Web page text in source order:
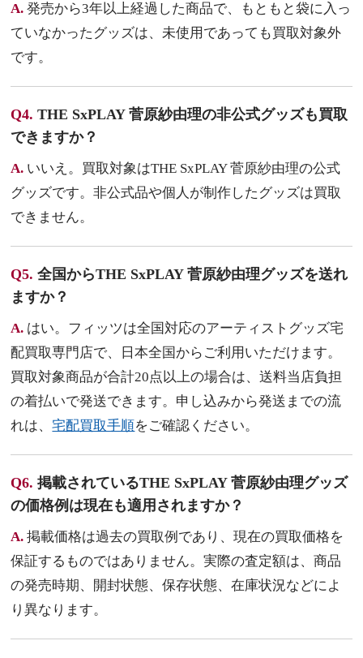
A. 発売から3年以上経過した商品で、もともと袋に入っ
ていなかったグッズは、未使用であっても買取対象外
です。
Q4. THE SxPLAY 菅原紗由理の非公式グッズも買取
できますか？
A. いいえ。買取対象はTHE SxPLAY 菅原紗由理の公式
グッズです。非公式品や個人が制作したグッズは買取
できません。
Q5. 全国からTHE SxPLAY 菅原紗由理グッズを送れ
ますか？
A. はい。フィッツは全国対応のアーティストグッズ宅
配買取専門店で、日本全国からご利用いただけます。
買取対象商品が合計20点以上の場合は、送料当店負担
の着払いで発送できます。申し込みから発送までの流
れは、宅配買取手順をご確認ください。
Q6. 掲載されているTHE SxPLAY 菅原紗由理グッズ
の価格例は現在も適用されますか？
A. 掲載価格は過去の買取例であり、現在の買取価格を
保証するものではありません。実際の査定額は、商品
の発売時期、開封状態、保存状態、在庫状況などによ
り異なります。